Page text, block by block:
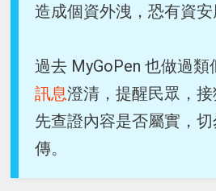
造成個資外洩，恐有資安
過去 MyGoPen 也做過類
訊息澄清，提醒民眾，
先查證內容是否屬實，
傳。